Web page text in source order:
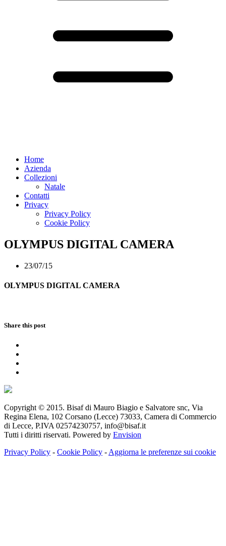
Home
Azienda
Collezioni
Natale
Contatti
Privacy
Privacy Policy
Cookie Policy
OLYMPUS DIGITAL CAMERA
23/07/15
OLYMPUS DIGITAL CAMERA
Share this post
Copyright © 2015. Bisaf di Mauro Biagio e Salvatore snc, Via
Regina Elena, 102 Corsano (Lecce) 73033, Camera di Commercio
di Lecce, P.IVA 02574230757, info@bisaf.it
Tutti i diritti riservati. Powered by Envision
Privacy Policy - Cookie Policy - Aggiorna le preferenze sui cookie